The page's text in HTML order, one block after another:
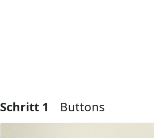
Schritt 1 Buttons